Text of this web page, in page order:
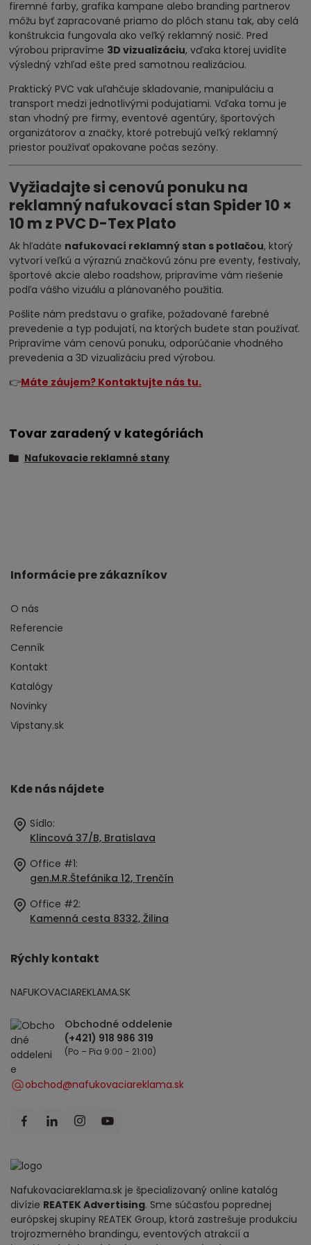
firemné farby, grafika kampane alebo branding partnerov
môžu byť zapracované priamo do plôch stanu tak, aby celá
konštrukcia fungovala ako veľký reklamný nosič. Pred
výrobou pripravíme 3D vizualizáciu, vďaka ktorej uvidíte
výsledný vzhľad ešte pred samotnou realizáciou.
Praktický PVC vak uľahčuje skladovanie, manipuláciu a
transport medzi jednotlivými podujatiami. Vďaka tomu je
stan vhodný pre firmy, eventové agentúry, športových
organizátorov a značky, ktoré potrebujú veľký reklamný
priestor používať opakovane počas sezóny.
Vyžiadajte si cenovú ponuku na
reklamný nafukovací stan Spider 10 ×
10 m z PVC D-Tex Plato
Ak hľadáte nafukovací reklamný stan s potlačou, ktorý
vytvorí veľkú a výraznú značkovú zónu pre eventy, festivaly,
športové akcie alebo roadshow, pripravíme vám riešenie
podľa vášho vizuálu a plánovaného použitia.
Pošlite nám predstavu o grafike, požadované farebné
prevedenie a typ podujatí, na ktorých budete stan používať.
Pripravíme vám cenovú ponuku, odporúčanie vhodného
prevedenia a 3D vizualizáciu pred výrobou.
👉Máte záujem? Kontaktujte nás tu.
Tovar zaradený v kategóriách
Nafukovacie reklamné stany
Informácie pre zákazníkov
O nás
Referencie
Cenník
Kontakt
Katalógy
Novinky
Vipstany.sk
Kde nás nájdete
Sídlo:
Klincová 37/B, Bratislava
Office #1:
gen.M.R.Štefánika 12, Trenčín
Office #2:
Kamenná cesta 8332, Žilina
Nafukovaciareklama.sk je špecializovaný online katalóg
divízie REATEK Advertising. Sme súčasťou poprednej
európskej skupiny REATEK Group, ktorá zastrešuje produkciu
trojrozmerného brandingu, eventových atrakcií a
Rýchly kontakt
NAFUKOVACIAREKLAMA.SK
Obchodné oddelenie
(Po – Pia 9:00 - 21:00)
obchod@nafukovaciareklama.sk